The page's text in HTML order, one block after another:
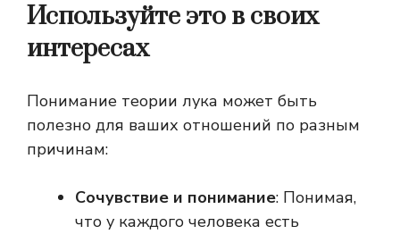
Используйте это в своих
интересах
Понимание теории лука может быть
полезно для ваших отношений по разным
причинам:
Сочувствие и понимание: Понимая,
что у каждого человека есть